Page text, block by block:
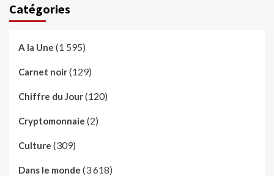
Catégories
A la Une (1 595)
Carnet noir(129)
Chiffre du Jour(120)
Cryptomonnaie (2)
Culture (309)
Dans le monde (3 618)